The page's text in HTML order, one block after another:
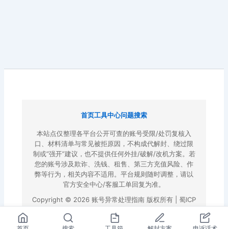
首页工具中心问题搜索
本站点仅整理各平台公开可查的账号受限/处罚复核入
口、材料清单与常见被拒原因，不构成代解封、绕过限
制或“强开”建议，也不提供任何外挂/破解/改机方案。若
您的账号涉及欺诈、洗钱、租售、第三方充值风险、作
弊等行为，相关内容不适用。平台规则随时调整，请以
官方安全中心/客服工单回复为准。
Copyright © 2026 账号异常处理指南 版权所有 | 蜀ICP